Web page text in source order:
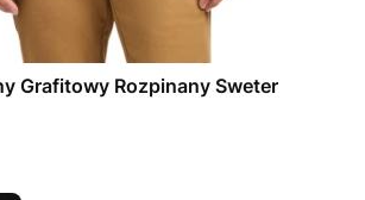
Grafitowy Rozpinany Sweter